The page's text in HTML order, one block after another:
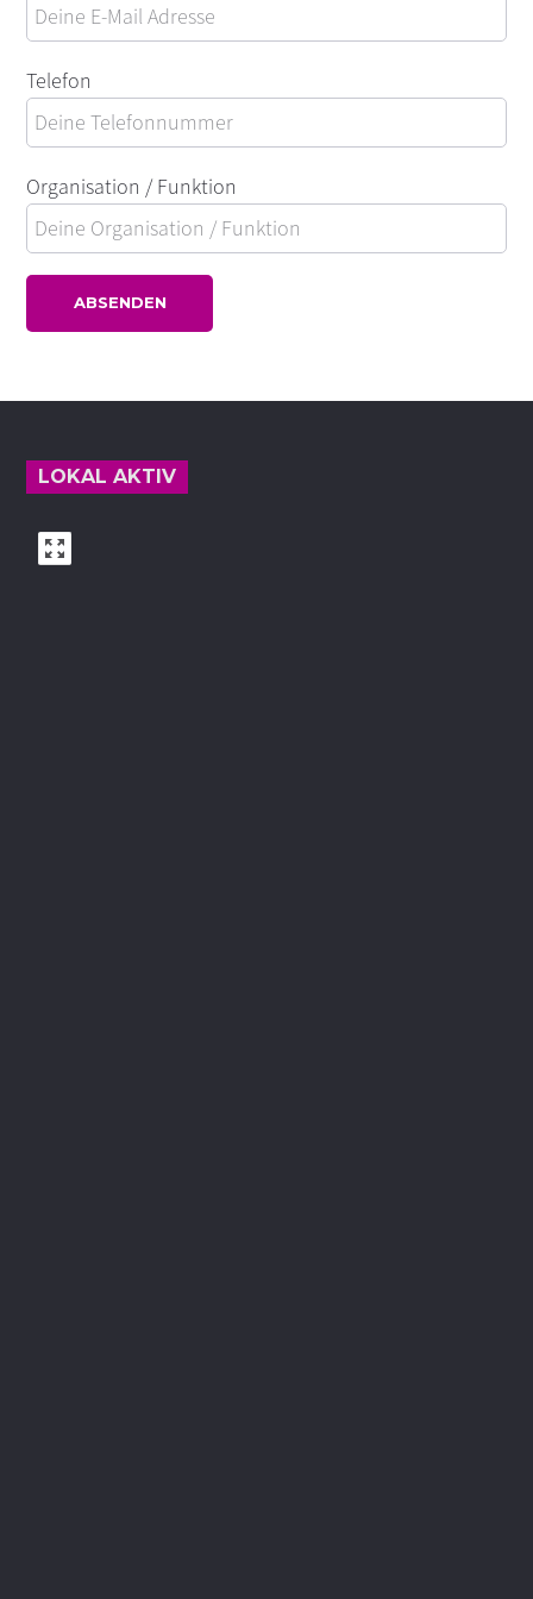
Telefon
Organisation / Funktion
LOKAL AKTIV